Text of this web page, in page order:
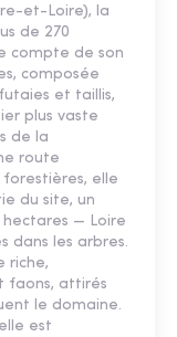
et-Loire), la
de 270
compte de son
composée
et taillis,
plus vaste
de la
route
elle
du site, un
— Loire
dans les arbres.
riche,
faons, attirés
le domaine.
est